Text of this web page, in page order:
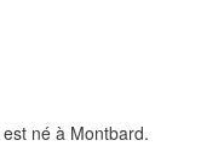
né à Montbard.